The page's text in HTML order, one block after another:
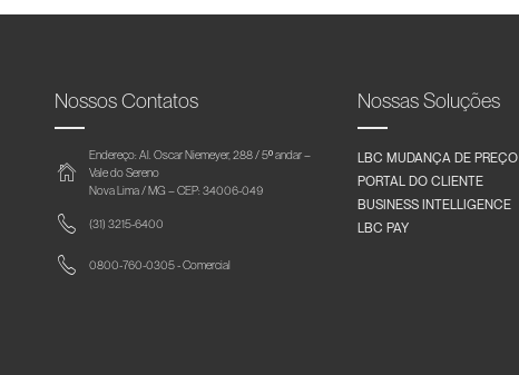
Nossos Contatos
Endereço: Al. Oscar Niemeyer, 288 / 5º andar –
Vale do Sereno
Nova Lima / MG – CEP: 34006-049
(31) 3215-6400
0800-760-0305 - Comercial
Nossas Soluções
LBC MUDANÇA DE PREÇO
PORTAL DO CLIENTE
BUSINESS INTELLIGENCE
LBC PAY